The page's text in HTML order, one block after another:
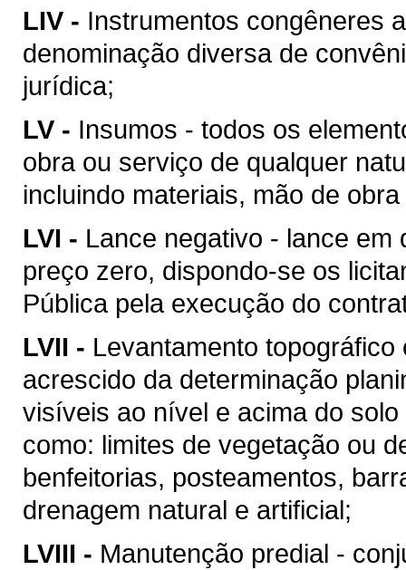
LIV - Instrumentos congêneres
denominação diversa de
jurídica;
LV - Insumos - todos os
obra ou serviço de qualquer
incluindo materiais, mão de
LVI - Lance negativo - lance em
preço zero, dispondo-se os
Pública pela execução do
LVII - Levantamento
acrescido da determinação
visíveis ao nível e acima do
como: limites de vegetação ou
benfeitorias, posteamentos,
drenagem natural e artificial;
LVIII - Manutenção predial -